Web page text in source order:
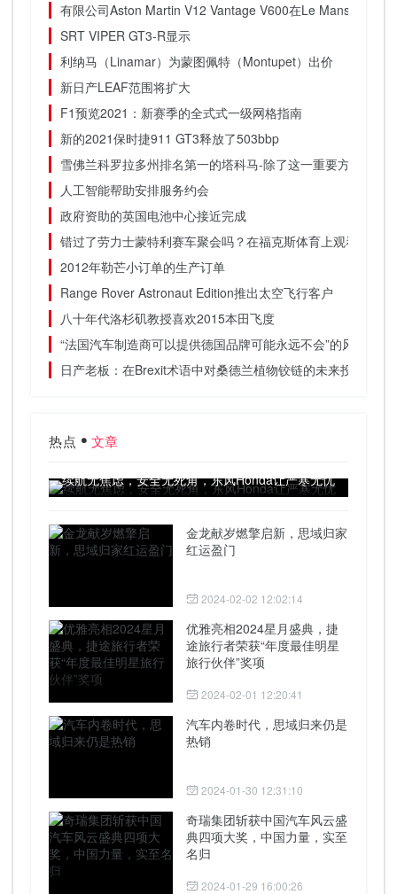
有限公司Aston Martin V12 Vantage V600在Le Mans透露
SRT VIPER GT3-R显示
利纳马（Linamar）为蒙图佩特（Montupet）出价
新日产LEAF范围将扩大
F1预览2021：新赛季的全式式一级网格指南
新的2021保时捷911 GT3释放了503bbp
雪佛兰科罗拉多州排名第一的塔科马-除了这一重要方式
人工智能帮助安排服务约会
政府资助的英国电池中心接近完成
错过了劳力士蒙特利赛车聚会吗？在福克斯体育上观看
2012年勒芒小订单的生产订单
Range Rover Astronaut Edition推出太空飞行客户
八十年代洛杉矶教授喜欢2015本田飞度
“法国汽车制造商可以提供德国品牌可能永远不会”的风格感
日产老板：在Brexit术语中对桑德兰植物铰链的未来投资
热点 文章
续航无焦虑，安全无死角，东风Honda让严寒无忧
金龙献岁燃擎启新，思域归家
红运盈门
2024-02-02 12:02:14
优雅亮相2024星月盛典，捷
途旅行者荣获“年度最佳明星
旅行伙伴”奖项
2024-02-01 12:20:41
汽车内卷时代，思域归来仍是
热销
2024-01-30 12:31:10
奇瑞集团斩获中国汽车风云盛
典四项大奖，中国力量，实至
名归
2024-01-29 16:00:26